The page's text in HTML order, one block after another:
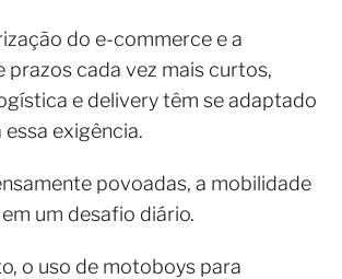
do e-commerce e a
prazos cada vez mais curtos,
e delivery têm se adaptado
exigência.
povoadas, a mobilidade
um desafio diário.
o uso de motoboys para